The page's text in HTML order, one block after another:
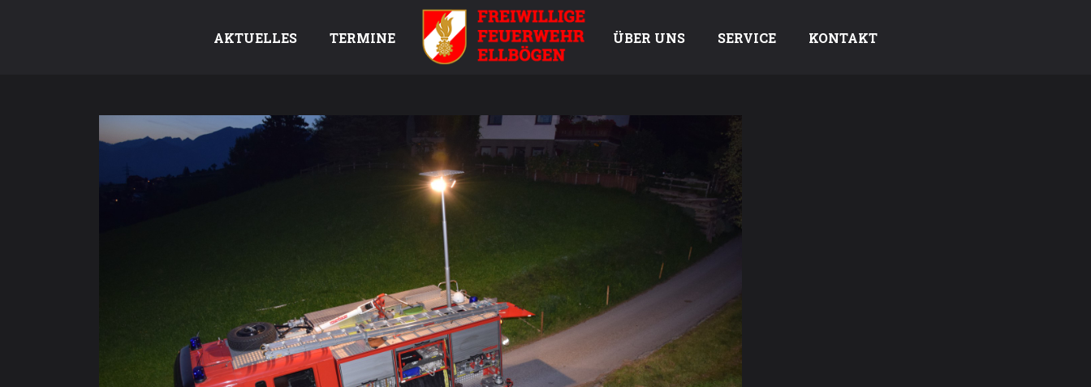
AKTUELLES TERMINE ÜBER UNS SERVICE KONTAKT